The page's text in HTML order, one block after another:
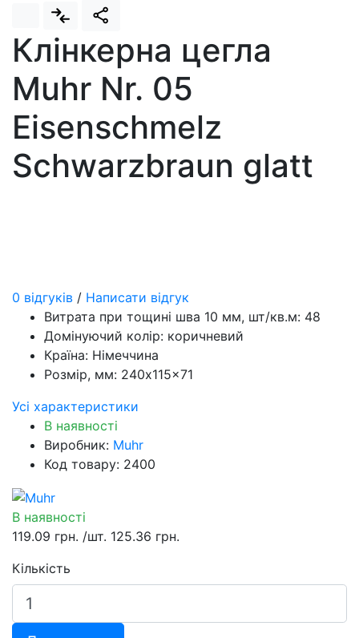
Клінкерна цегла
Muhr Nr. 05
Eisenschmelz
Schwarzbraun glatt
0 відгуків / Написати відгук
Витрата при тощині шва 10 мм, шт/кв.м: 48
Домінуючий колір: коричневий
Країна: Німеччина
Розмір, мм: 240x115x71
Усі характеристики
В наявності
Виробник: Muhr
Код товару: 2400
В наявності
119.09 грн. /шт. 125.36 грн.
Кількість